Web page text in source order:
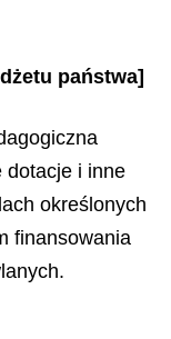
państwa]
dotacje i inne
określonych
finansowania